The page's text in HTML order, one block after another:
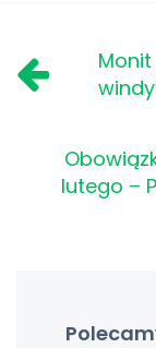
lutego –